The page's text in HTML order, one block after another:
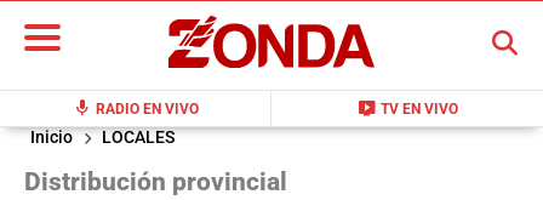
mic RADIO EN VIVO live_tv TV EN VIVO
BUSCAR
Inicio LOCALES
Distribución provincial